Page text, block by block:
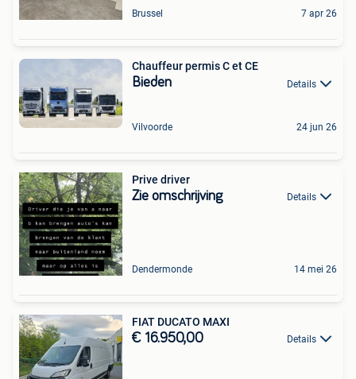
Brussel 7 apr 26
Chauffeur permis C et CE
Bieden Details
Vilvoorde 24 jun 26
Prive driver
Zie omschrijving Details
Dendermonde 14 mei 26
FIAT DUCATO MAXI
€ 16.950,00 Details